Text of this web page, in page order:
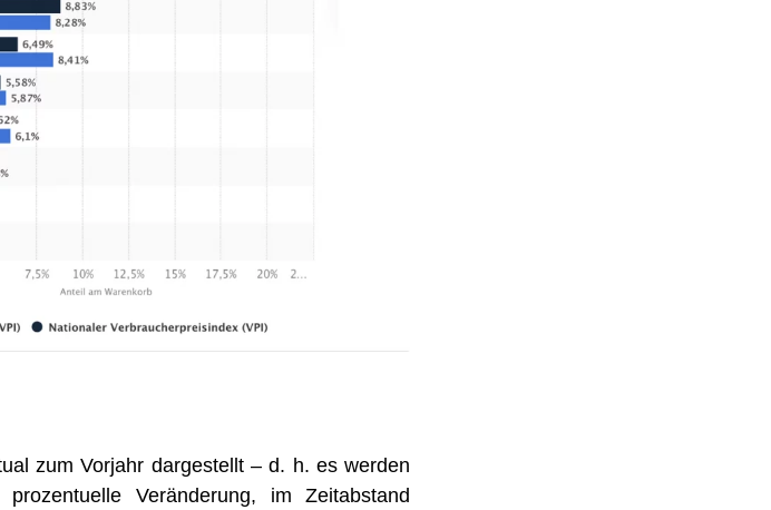
zum Vorjahr dargestellt – d. h. es werden
Veränderung, im Zeitabstand